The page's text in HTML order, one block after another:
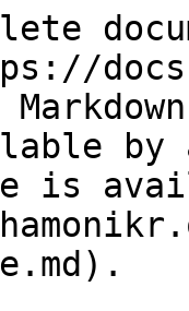
by
is